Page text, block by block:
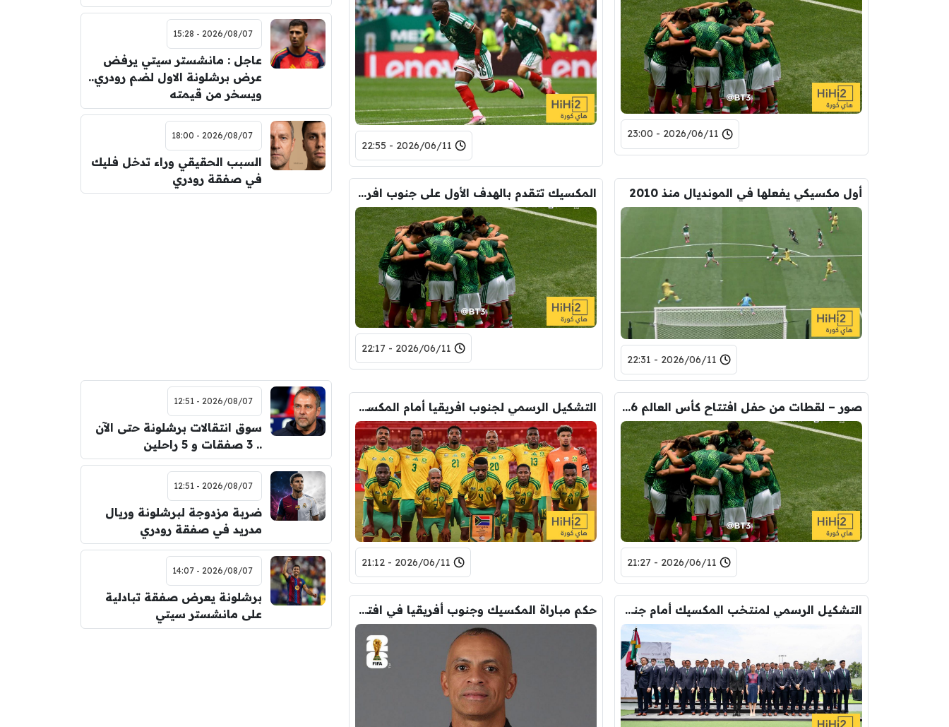
2026/06/11 - 23:00
2026/06/11 - 22:55
أول مكسيكي يفعلها في المونديال منذ 2010
2026/06/11 - 22:31
المكسيك تتقدم بالهدف الأول على جنوب افريقيا في افتتاحية كأس العالم 2026
2026/06/11 - 22:17
صور – لقطات من حفل افتتاح كأس العالم 2026
2026/06/11 - 21:27
التشكيل الرسمي لجنوب افريقيا أمام المكسيك في افتتاح كأس العالم 2026
2026/06/11 - 21:12
التشكيل الرسمي لمنتخب المكسيك أمام جنوب افريقيا في افتتاحية مونديال 2026 حكم مباراة المكسيك وجنوب أفريقيا في افتتاحية كأس العالم 2026
2026/08/07 - 15:28
عاجل : مانشستر سيتي يرفض
عرض برشلونة الاول لضم رودري..
ويسخر من قيمته
2026/08/07 - 18:00
السبب الحقيقي وراء تدخل فليك
في صفقة رودري
2026/08/07 - 12:51
سوق انتقالات برشلونة حتى الآن
.. 3 صفقات و 5 راحلين
2026/08/07 - 12:51
ضربة مزدوجة لبرشلونة وريال
مدريد في صفقة رودري
2026/08/07 - 14:07
برشلونة يعرض صفقة تبادلية
على مانشستر سيتي